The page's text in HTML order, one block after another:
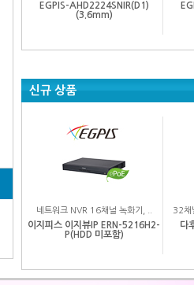
EGPIS-AHD2224SNIR(D1)
(3.6mm)
신규 상품
네트워크 NVR 16채널 녹화기, ..
이지피스 이지뷰IP ERN-5216H2-
P(HDD 미포함)
32채
다